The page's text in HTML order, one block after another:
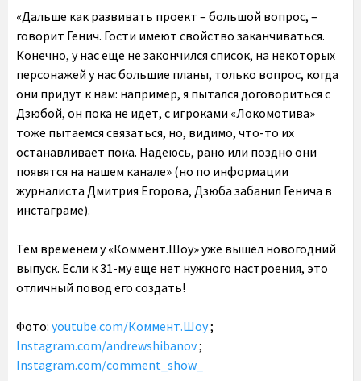
«Дальше как развивать проект – большой вопрос, –
говорит Генич. Гости имеют свойство заканчиваться.
Конечно, у нас еще не закончился список, на некоторых
персонажей у нас большие планы, только вопрос, когда
они придут к нам: например, я пытался договориться с
Дзюбой, он пока не идет, с игроками «Локомотива»
тоже пытаемся связаться, но, видимо, что-то их
останавливает пока. Надеюсь, рано или поздно они
появятся на нашем канале» (но по информации
журналиста Дмитрия Егорова, Дзюба забанил Генича в
инстаграме).
Тем временем у «Коммент.Шоу» уже вышел новогодний
выпуск. Если к 31-му еще нет нужного настроения, это
отличный повод его создать!
Фото: youtube.com/Коммент.Шоу;
Instagram.com/andrewshibanov;
Instagram.com/comment_show_